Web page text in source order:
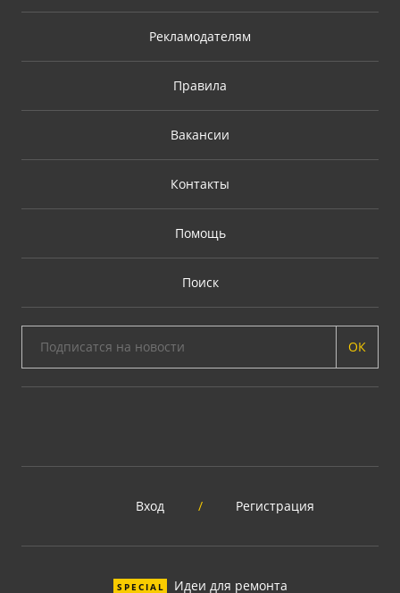
Рекламодателям
Правила
Вакансии
Контакты
Помощь
Поиск
ОК
Вход / Регистрация
SPECIAL Идеи для ремонта